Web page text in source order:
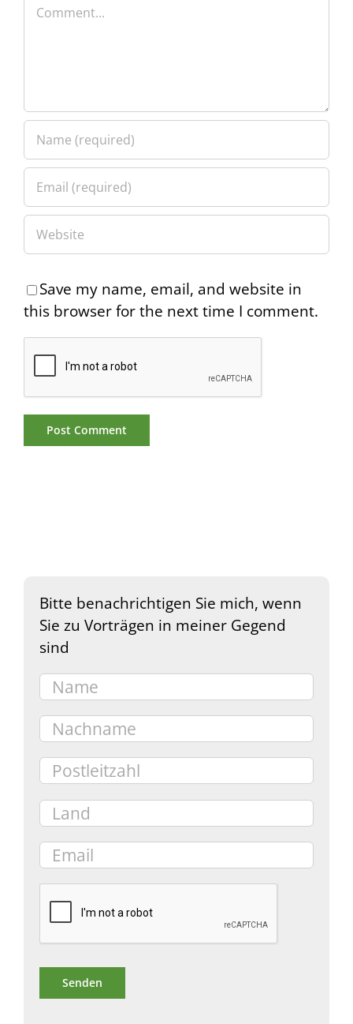
Save my name, email, and website in
this browser for the next time I comment.
Bitte benachrichtigen Sie mich, wenn
Sie zu Vorträgen in meiner Gegend
sind